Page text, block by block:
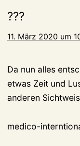
???
11. März 2020 um
Da nun alles
etwas Zeit und
anderen
medico-